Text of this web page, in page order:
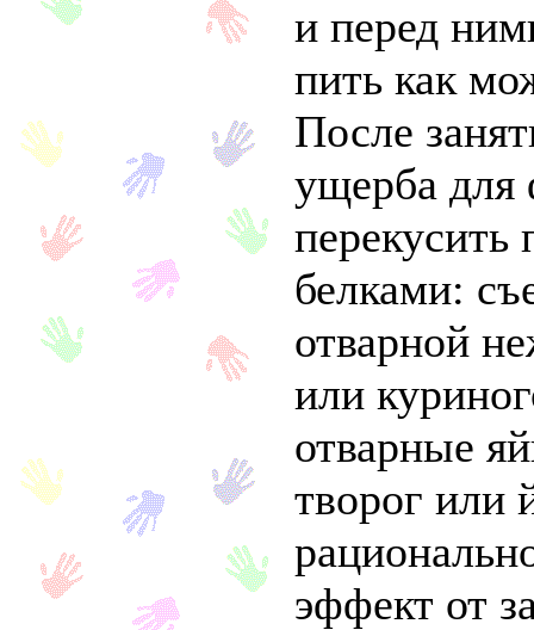
и перед
пить как
После
ущерба
перекусить
белками:
отварной
или
отварные
творог или
эффект от